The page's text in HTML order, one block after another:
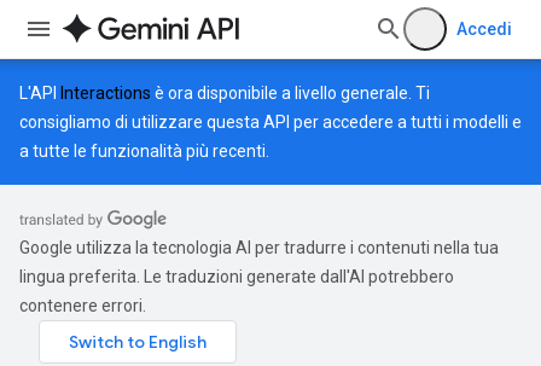
Accedi
L'API Interactions è ora disponibile a livello generale. Ti
consigliamo di utilizzare questa API per accedere a tutti i modelli e
a tutte le funzionalità più recenti.
Google utilizza la tecnologia AI per tradurre i contenuti nella tua
lingua preferita. Le traduzioni generate dall'AI potrebbero
contenere errori.